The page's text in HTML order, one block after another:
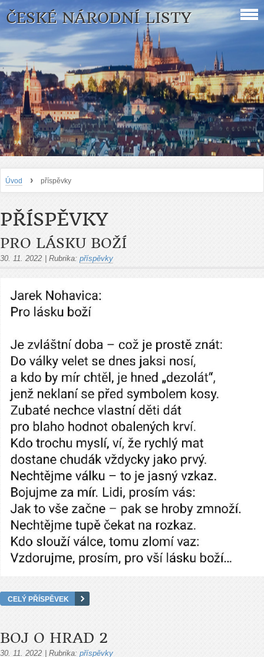
ČESKÉ NÁRODNÍ LISTY
Úvod › příspěvky
PŘÍSPĚVKY
PRO LÁSKU BOŽÍ
30. 11. 2022 Rubrika: příspěvky
CELÝ PŘÍSPĚVEK
BOJ O HRAD 2
30. 11. 2022 Rubrika: příspěvky